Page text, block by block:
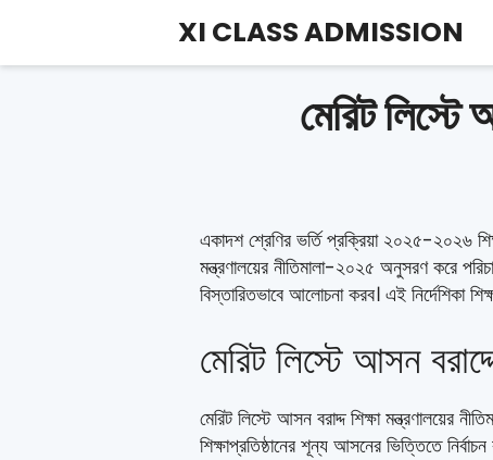
content
XI CLASS ADMISSION
মেরিট লিস্টে
একাদশ শ্রেণির ভর্তি প্রক্রিয়া ২০২৫-২০২৬
মন্ত্রণালয়ের নীতিমালা-২০২৫ অনুসরণ করে
বিস্তারিতভাবে আলোচনা করব। এই নির্দেশিকা
মেরিট লিস্টে আসন
মেরিট লিস্টে আসন বরাদ্দ শিক্ষা মন্ত্রণালয়ের
শিক্ষাপ্রতিষ্ঠানের শূন্য আসনের ভিত্তিতে